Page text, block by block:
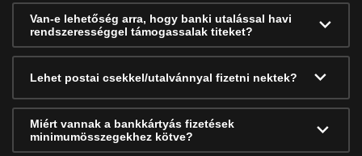
Van-e lehetőség arra, hogy banki utalással havi
rendszerességgel támogassalak titeket?
Lehet postai csekkel/utalvánnyal fizetni nektek?
Miért vannak a bankkártyás fizetések
minimumösszegekhez kötve?